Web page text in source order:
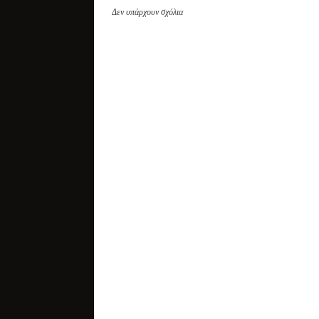
Δεν υπάρχουν σχόλια